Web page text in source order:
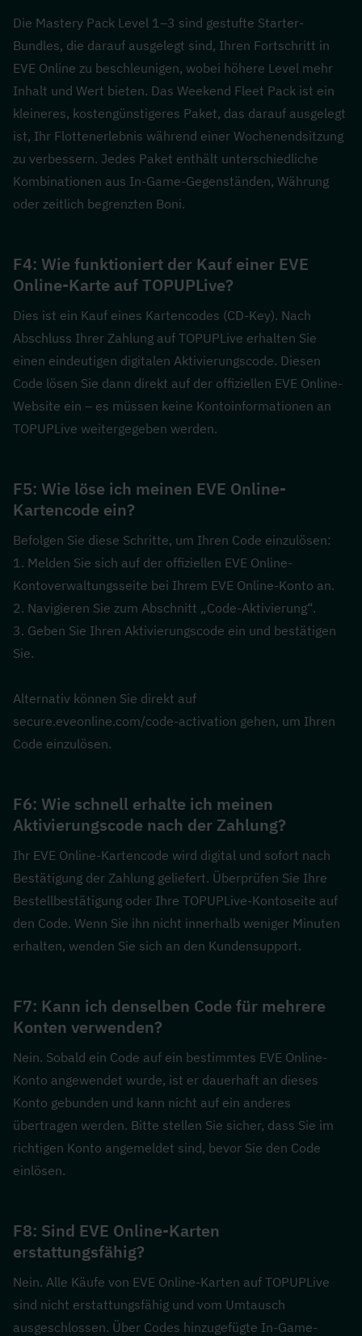
Die Mastery Pack Level 1–3 sind gestufte Starter-
Bundles, die darauf ausgelegt sind, Ihren Fortschritt in
EVE Online zu beschleunigen, wobei höhere Level mehr
Inhalt und Wert bieten. Das Weekend Fleet Pack ist ein
kleineres, kostengünstigeres Paket, das darauf ausgelegt
ist, Ihr Flottenerlebnis während einer Wochenendsitzung
zu verbessern. Jedes Paket enthält unterschiedliche
Kombinationen aus In-Game-Gegenständen, Währung
oder zeitlich begrenzten Boni.
F4: Wie funktioniert der Kauf einer EVE
Online-Karte auf TOPUPLive?
Dies ist ein Kauf eines Kartencodes (CD-Key). Nach
Abschluss Ihrer Zahlung auf TOPUPLive erhalten Sie
einen eindeutigen digitalen Aktivierungscode. Diesen
Code lösen Sie dann direkt auf der offiziellen EVE Online-
Website ein – es müssen keine Kontoinformationen an
TOPUPLive weitergegeben werden.
F5: Wie löse ich meinen EVE Online-
Kartencode ein?
Befolgen Sie diese Schritte, um Ihren Code einzulösen:
1. Melden Sie sich auf der offiziellen EVE Online-
Kontoverwaltungsseite bei Ihrem EVE Online-Konto an.
2. Navigieren Sie zum Abschnitt „Code-Aktivierung“.
3. Geben Sie Ihren Aktivierungscode ein und bestätigen
Sie.
Alternativ können Sie direkt auf
secure.eveonline.com/code-activation gehen, um Ihren
Code einzulösen.
F6: Wie schnell erhalte ich meinen
Aktivierungscode nach der Zahlung?
Ihr EVE Online-Kartencode wird digital und sofort nach
Bestätigung der Zahlung geliefert. Überprüfen Sie Ihre
Bestellbestätigung oder Ihre TOPUPLive-Kontoseite auf
den Code. Wenn Sie ihn nicht innerhalb weniger Minuten
erhalten, wenden Sie sich an den Kundensupport.
F7: Kann ich denselben Code für mehrere
Konten verwenden?
Nein. Sobald ein Code auf ein bestimmtes EVE Online-
Konto angewendet wurde, ist er dauerhaft an dieses
Konto gebunden und kann nicht auf ein anderes
übertragen werden. Bitte stellen Sie sicher, dass Sie im
richtigen Konto angemeldet sind, bevor Sie den Code
einlösen.
F8: Sind EVE Online-Karten
erstattungsfähig?
Nein. Alle Käufe von EVE Online-Karten auf TOPUPLive
sind nicht erstattungsfähig und vom Umtausch
ausgeschlossen. Über Codes hinzugefügte In-Game-